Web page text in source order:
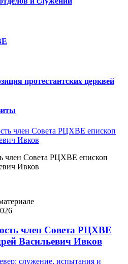
протестантских церквей
член Совета РЦХВЕ епископ
Ивков
член Совета РЦХВЕ
Васильевич Ивков